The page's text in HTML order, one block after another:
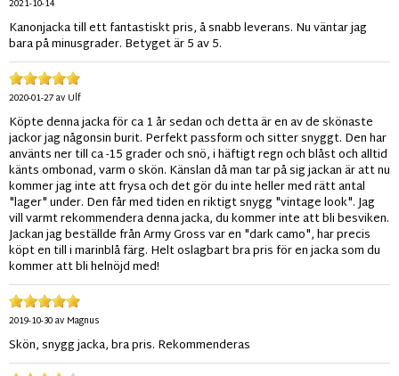
2021-10-14
Kanonjacka till ett fantastiskt pris, å snabb leverans. Nu väntar jag
bara på minusgrader. Betyget är 5 av 5.
2020-01-27av Ulf
Köpte denna jacka för ca 1 år sedan och detta är en av de skönaste
jackor jag någonsin burit. Perfekt passform och sitter snyggt. Den har
använts ner till ca -15 grader och snö, i häftigt regn och blåst och alltid
känts ombonad, varm o skön. Känslan då man tar på sig jackan är att nu
kommer jag inte att frysa och det gör du inte heller med rätt antal
"lager" under. Den får med tiden en riktigt snygg "vintage look". Jag
vill varmt rekommendera denna jacka, du kommer inte att bli besviken.
Jackan jag beställde från Army Gross var en "dark camo", har precis
köpt en till i marinblå färg. Helt oslagbart bra pris för en jacka som du
kommer att bli helnöjd med!
2019-10-30av Magnus
Skön, snygg jacka, bra pris. Rekommenderas